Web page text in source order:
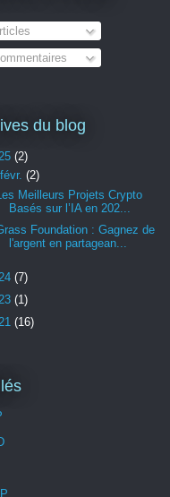
du blog
(2)
févr. (2)
Meilleurs Projets Crypto
Basés sur l’IA en 202...
Foundation : Gagnez de
l'argent en partagean...
(7)
(1)
(16)